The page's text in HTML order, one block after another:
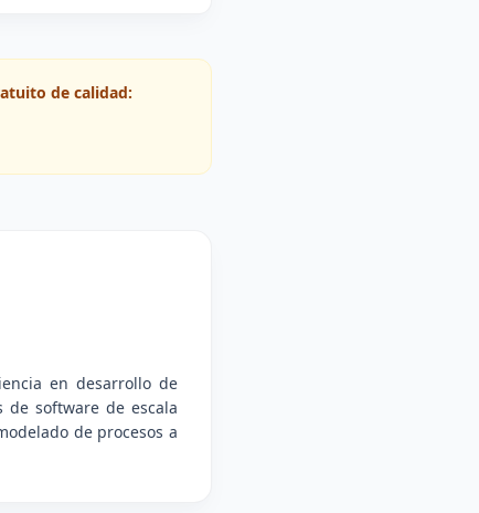
de calidad:
en desarrollo de
de software de escala
de procesos a